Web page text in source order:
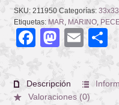
TOUR
MINT
cantidad
SKU: 211950 Categorías: 33x33
Etiquetas: MAR MARINO,
Facebook
Descripción
Valoraciones (0)